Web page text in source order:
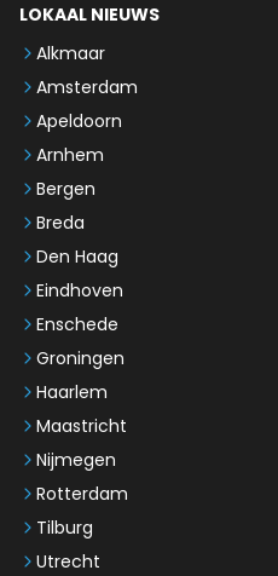
LOKAAL NIEUWS
Alkmaar
Amsterdam
Apeldoorn
Arnhem
Bergen
Breda
Den Haag
Eindhoven
Enschede
Groningen
Haarlem
Maastricht
Nijmegen
Rotterdam
Tilburg
Utrecht